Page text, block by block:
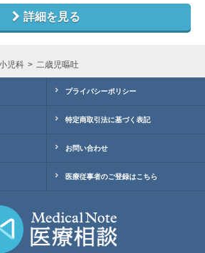
詳細を見る
児科 二歳児嘔吐
プライバシーポリシー
特定商取引法に基づく表記
お問い合わせ
医療従事者のご登録はこちら